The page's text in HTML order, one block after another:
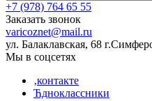
+7 (978) 764 65 55
Заказать звонок
varicoznet@mail.ru
ул. Балаклавская, 68
Мы в соцсетях
‚контакте
Ћдноклассники